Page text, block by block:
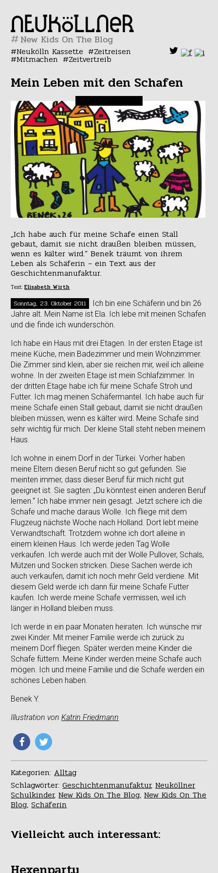
#
Neukölln Kassette Zeitreisen
Mitmachen Zeitvertreib
Mein Leben mit den Schafen
„Ich habe auch für meine Schafe einen Stall
gebaut, damit sie nicht draußen bleiben müssen,
wenn es kälter wird.“ Benek träumt von ihrem
Leben als Schäferin – ein Text aus der
Geschichtenmanufaktur.
Text:Elisabeth Wirth
Sonntag, 23. Oktober 2011
Ich bin eine Schäferin und bin 26
Jahre alt. Mein Name ist Ela. Ich lebe mit meinen Schafen
und die finde ich wunderschön.
Ich habe ein Haus mit drei Etagen. In der ersten Etage ist
meine Küche, mein Badezimmer und mein Wohnzimmer.
Die Zimmer sind klein, aber sie reichen mir, weil ich alleine
wohne. In der zweiten Etage ist mein Schlafzimmer. In
der dritten Etage habe ich für meine Schafe Stroh und
Futter. Ich mag meinen Schäfermantel. Ich habe auch für
meine Schafe einen Stall gebaut, damit sie nicht draußen
bleiben müssen, wenn es kälter wird. Meine Schafe sind
sehr wichtig für mich. Der kleine Stall steht neben meinem
Haus.
Ich wohne in einem Dorf in der Türkei. Vorher haben
meine Eltern diesen Beruf nicht so gut gefunden. Sie
meinten immer, dass dieser Beruf für mich nicht gut
geeignet ist. Sie sagten: „Du könntest einen anderen Beruf
lernen.“ Ich habe immer nein gesagt. Jetzt schere ich die
Schafe und mache daraus Wolle. Ich fliege mit dem
Flugzeug nächste Woche nach Holland. Dort lebt meine
Verwandtschaft. Trotzdem wohne ich dort alleine in
einem kleinen Haus. Ich werde jeden Tag Wolle
verkaufen. Ich werde auch mit der Wolle Pullover, Schals,
Mützen und Socken stricken. Diese Sachen werde ich
auch verkaufen, damit ich noch mehr Geld verdiene. Mit
diesem Geld werde ich dann für meine Schafe Futter
kaufen. Ich werde meine Schafe vermissen, weil ich
länger in Holland bleiben muss.
Ich werde in ein paar Monaten heiraten. Ich wünsche mir
zwei Kinder. Mit meiner Familie werde ich zurück zu
meinem Dorf fliegen. Später werden meine Kinder die
Schafe füttern. Meine Kinder werden meine Schafe auch
mögen. Ich und meine Familie und die Schafe werden ein
schönes Leben haben.
Benek Y.
Illustration vonKatrin Friedmann
Kategorien:Alltag
Schlagwörter:Geschichtenmanufaktur,Neuköllner
Schulkinder,New Kids On The Blog,New Kids On The
Blog,Schäferin
Vielleicht auch interessant: